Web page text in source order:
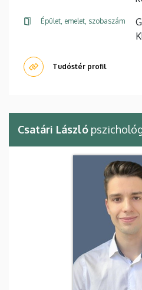
Épület, emelet, szobaszám
Tudóstér profil
Csatári László